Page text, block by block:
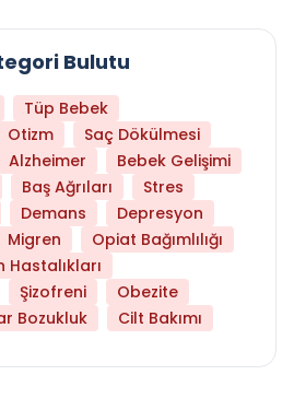
Bulutu
Tüp Bebek
Otizm
Saç Dökülmesi
Alzheimer
Bebek Gelişimi
Baş Ağrıları
Stres
Demans
Depresyon
Migren
Opiat Bağımlılığı
Hastalıkları
Şizofreni
Obezite
Bozukluk Cilt Bakımı